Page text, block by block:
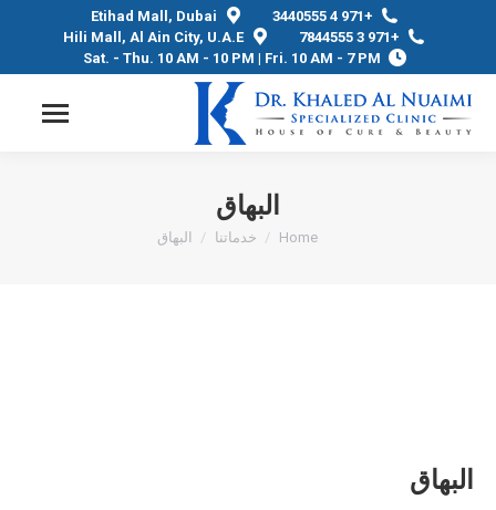
+971 4 3440555
Etihad Mall, Dubai
+971 3 7844555
Hili Mall, Al Ain City, U.A.E
Sat. - Thu. 10 AM - 10 PM | Fri. 10 AM - 7 PM
البهاق
You are here:
Home خدماتنا البهاق
البهاق